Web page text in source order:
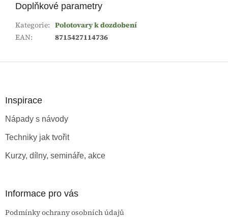
Doplňkové parametry
Kategorie: Polotovary k dozdobení
EAN: 8715427114736
Inspirace
Nápady s návody
Techniky jak tvořit
Kurzy, dílny, semináře, akce
Informace pro vás
Podmínky ochrany osobních údajů